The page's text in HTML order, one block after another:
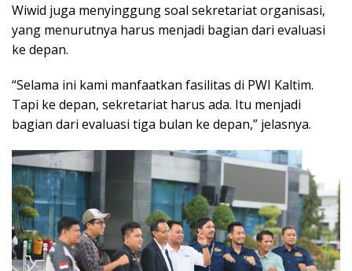
Wiwid juga menyinggung soal sekretariat organisasi,
yang menurutnya harus menjadi bagian dari evaluasi
ke depan.
“Selama ini kami manfaatkan fasilitas di PWI Kaltim.
Tapi ke depan, sekretariat harus ada. Itu menjadi
bagian dari evaluasi tiga bulan ke depan,” jelasnya.